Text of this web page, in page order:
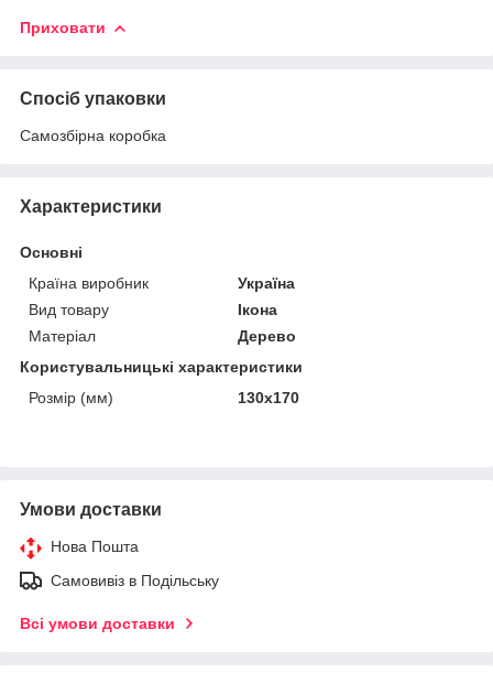
Приховати
Спосіб упаковки
Самозбірна коробка
Характеристики
Основні
Країна виробник
Україна
Вид товару
Ікона
Матеріал
Дерево
Користувальницькі характеристики
Розмір (мм)
130х170
Умови доставки
Нова Пошта
Самовивіз в Подільську
Всі умови доставки